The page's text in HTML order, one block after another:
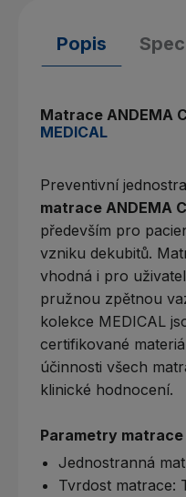
Popis
Matrace ANDEMA
MEDICAL
Preventivní
matrace ANDEMA
především pro
vzniku dekubitů.
vhodná i pro
pružnou zpětnou
kolekce MEDICAL
certifikované
účinnosti všech
klinické hodnocení.
Parametry matrace
Jednostranná
Tvrdost matrace: